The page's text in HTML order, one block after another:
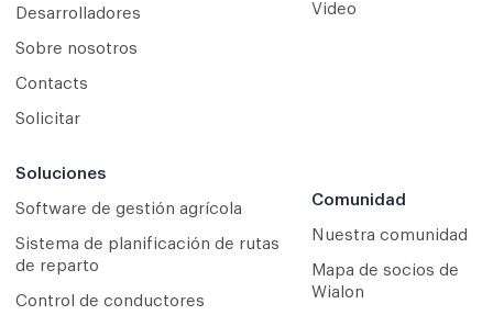
Desarrolladores
Sobre nosotros
Contacts
Solicitar
Soluciones
Software de gestión agrícola
Sistema de planificación de rutas
de reparto
Сontrol de conductores
Video
Comunidad
Nuestra comunidad
Mapa de socios de
Wialon